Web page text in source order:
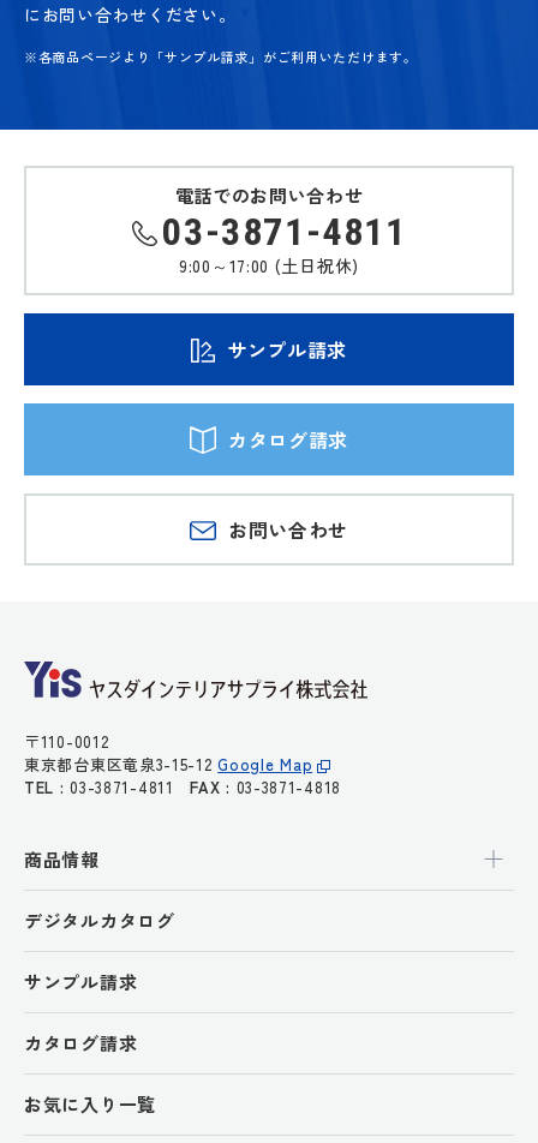
にお問い合わせください。
※各商品ページより「サンプル請求」がご利用いただけます。
電話でのお問い合わせ
03-3871-4811
9:00～17:00 (土日祝休)
サンプル請求
カタログ請求
お問い合わせ
〒110-0012
東京都台東区竜泉3-15-12Google Map
TEL : 03-3871-4811FAX : 03-3871-4818
商品情報
デジタルカタログ
サンプル請求
カタログ請求
お気に入り一覧